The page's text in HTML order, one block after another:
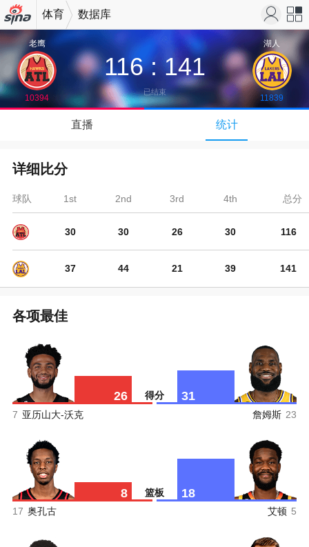
机新浪 站导
航
体育 数据库
老鹰
10394
湖人
11839
116 : 141
已结束
直播 统计
详细比分
球队 1st
30
37
2nd
30
44
3rd
26
21
4th
30
39
总分
116
141
各项最佳
26
7 亚历山大-沃克
得分 31
詹姆斯 23
8
17 奥孔古
篮板 18
艾顿 5